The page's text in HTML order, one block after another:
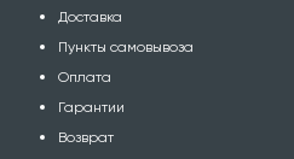
Доставка
Пункты самовывоза
Оплата
Гарантии
Возврат